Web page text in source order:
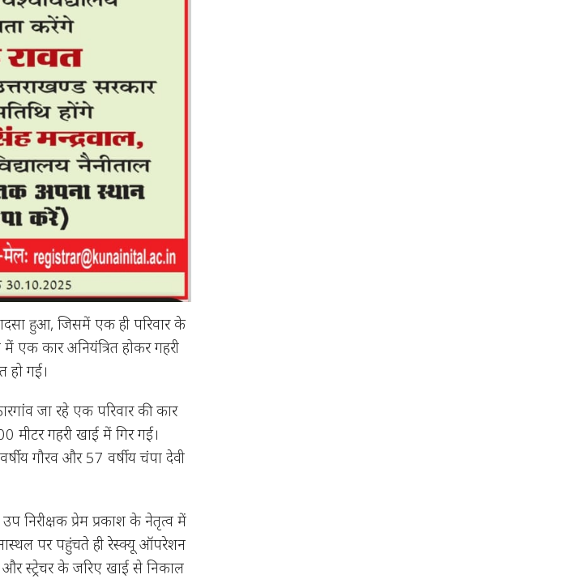
हुआ, जिसमें एक ही परिवार के
एक कार अनियंत्रित होकर गहरी
हो गई।
जा रहे एक परिवार की कार
मीटर गहरी खाई में गिर गई।
गौरव और 57 वर्षीय चंपा देवी
निरीक्षक प्रेम प्रकाश के नेतृत्व में
पर पहुंचते ही रेस्क्यू ऑपरेशन
स्ट्रेचर के जरिए खाई से निकाल